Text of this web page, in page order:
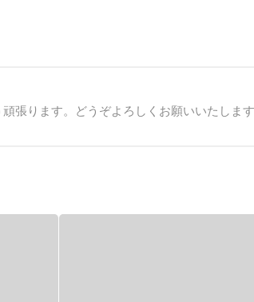
張ります。どうぞよろしくお願いいたします